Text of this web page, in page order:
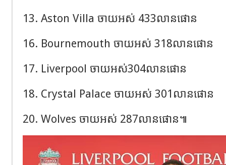
13. Aston Villa ចាយអស់ 433លានផោន
16. Bournemouth ចាយអស់ 318លានផោន
17. Liverpool ចាយអស់304លានផោន
18. Crystal Palace ចាយអស់ 301លានផោន
20. Wolves ចាយអស់ 287លានផោន៕